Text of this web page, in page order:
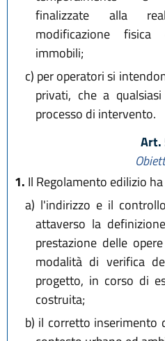
finalizzate alla
modificazione
immobili;
c) per operatori si
privati, che a
processo di intervento.
Art.
1. Il Regolamento edilizio
a) l'indirizzo e il
attaverso la
prestazione delle
modalità di verifica
progetto, in corso di
costruita;
b) il corretto inserimento